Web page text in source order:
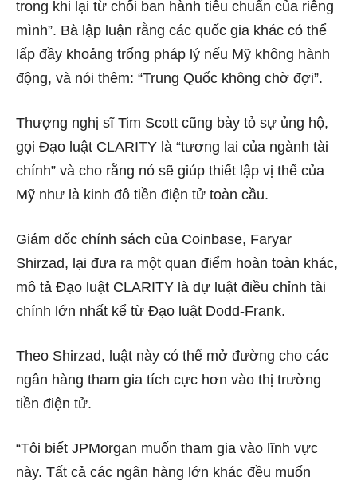
trong khi lại từ chối ban hành tiêu chuẩn của riêng
mình”. Bà lập luận rằng các quốc gia khác có thể
lấp đầy khoảng trống pháp lý nếu Mỹ không hành
động, và nói thêm: “Trung Quốc không chờ đợi”.
Thượng nghị sĩ Tim Scott cũng bày tỏ sự ủng hộ,
gọi Đạo luật CLARITY là “tương lai của ngành tài
chính” và cho rằng nó sẽ giúp thiết lập vị thế của
Mỹ như là kinh đô tiền điện tử toàn cầu.
Giám đốc chính sách của Coinbase, Faryar
Shirzad, lại đưa ra một quan điểm hoàn toàn khác,
mô tả Đạo luật CLARITY là dự luật điều chỉnh tài
chính lớn nhất kể từ Đạo luật Dodd-Frank.
Theo Shirzad, luật này có thể mở đường cho các
ngân hàng tham gia tích cực hơn vào thị trường
tiền điện tử.
“Tôi biết JPMorgan muốn tham gia vào lĩnh vực
này. Tất cả các ngân hàng lớn khác đều muốn